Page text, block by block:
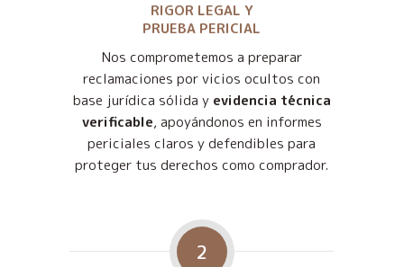
RIGOR LEGAL Y
PRUEBA PERICIAL
Nos comprometemos a preparar
reclamaciones por vicios ocultos con
base jurídica sólida y evidencia técnica
verificable, apoyándonos en informes
periciales claros y defendibles para
proteger tus derechos como comprador.
2